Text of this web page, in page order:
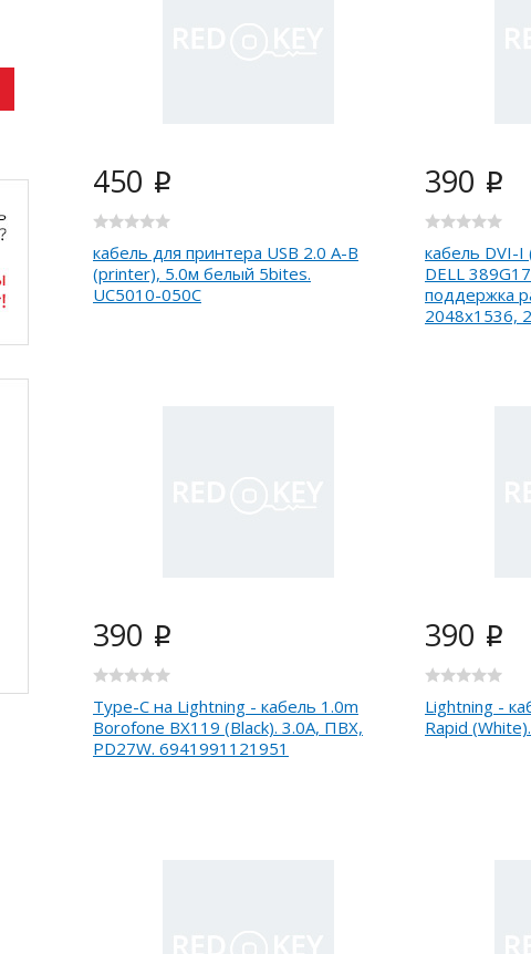
450 i
кабель для принтера USB 2.0 A-B
(printer), 5.0м белый 5bites.
UC5010-050C
390 i
кабель DVI-I
DELL
поддержка
2048x1536,
390 i
Type-C на Lightning - кабель 1.0m
Borofone BX119 (Black). 3.0A, ПВХ,
PD27W. 6941991121951
390 i
Lightning -
Rapid